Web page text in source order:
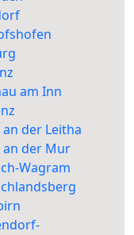
am Inn
der Leitha
an der Mur
Wagram